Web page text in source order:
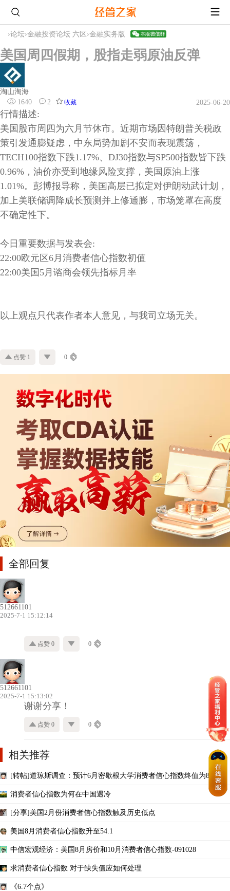
›论坛›金融投资论坛 六区 ›金融实务版
美国周四假期，股指走弱原油反弹
淘山淘海
1640
2 收藏 2025-06-20
行情描述:
美国股市周四为六月节休市。近期市场因特朗普关税政
策引发通膨疑虑，中东局势加剧不安而表现震荡，
TECH100指数下跌1.17%、 DJ30指数与SP500指数皆下跌
0.96% ，油价亦受到地缘风险支撑，美国原油上涨
1.01%。彭博报导称，美国高层已拟定对伊朗动武计划，
加上美联储调降成长预测并上修通膨，市场笼罩在高度
不确定性下。
今日重要数据与发表会:
22:00欧元区6 月消费者信心指数初值
22:00美国 5 月谘商会领先指标月率
以上观点只代表作者本人意见，与我司立场无关。
点赞 1 0
全部回复
512661101
2025-7-1 15:12:14
点赞 0 0
512661101
2025-7-1 15:13:02
谢谢分享！
点赞 0 0
相关推荐
[转帖]道琼斯调查：预计6月密歇根大学消费者信心指数终值为84.0
消费者信心指数为何在中国遇冷
[分享]美国2月份消费者信心指数触及历史低点
美国8月消费者信心指数升至54.1
中信宏观经济：美国8月房价和10月消费者信心指数-091028
求消费者信心指数 对于缺失值应如何处理
《6.7个点》